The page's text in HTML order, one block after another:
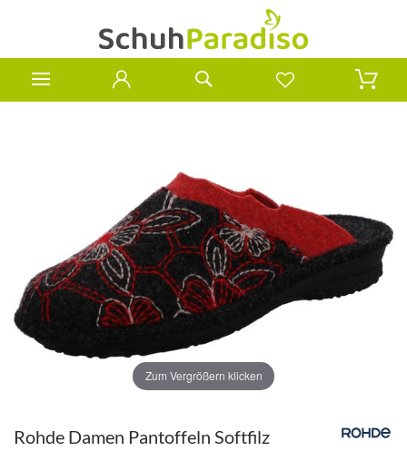
Zum Vergrößern klicken
Rohde Damen Pantoffeln Softfilz